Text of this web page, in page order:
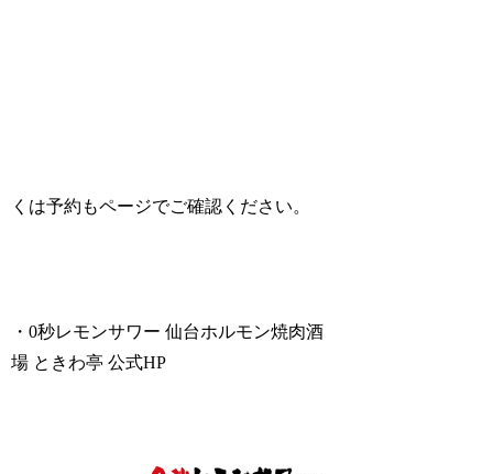
くは予約もページでご確認ください。
・0秒レモンサワー 仙台ホルモン焼肉酒
場 ときわ亭 公式HP